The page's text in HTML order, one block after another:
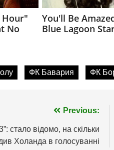
ФК Бавария ФК
Previous:
стало відомо, на скільки
Холанда в голосуванні